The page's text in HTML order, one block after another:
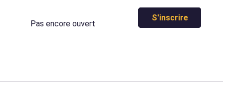
Pas encore ouvert
S'inscrire